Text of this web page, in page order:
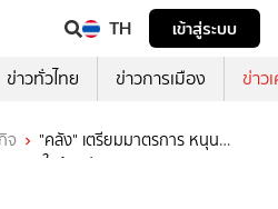
TH
เข้าสู่ระบบ
ข่าวทั่วไทย ข่าวการเมือง ข่าว
จ
"คลัง" เตรียมมาตรการ หนุน
สามิตใกล้สรุป